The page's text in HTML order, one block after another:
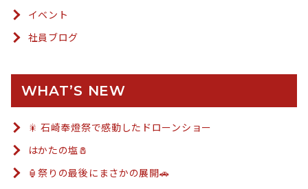
イベント
社員ブログ
WHAT’S NEW
🎇 石崎奉燈祭で感動したドローンショー
はかたの塩🧂
🏮祭りの最後にまさかの展開🚗